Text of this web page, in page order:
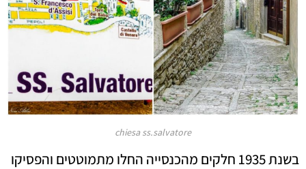
chiesa ss.salvatore
בשנת 1935 חלקים מהכנסייה החלו מתמוטטים והפסיקו